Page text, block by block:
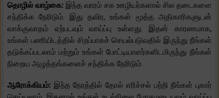
தொழில் வாழ்கை: இந்த வாரம் சக ஊழியர்களால் சில தடைகளை
சந்திக்க நேரிடும். இது தவிர, உங்கள் மூத்த அதிகாரிகளுடன்
வாக்குவாதம் ஏற்படவும் வாய்ப்பு உள்ளது. இதன் காரணமாக,
உங்கள் பணியிடத்தில் சிறப்பாகச் செயல்படுவதில் இருந்து நீங்கள்
தடுக்கப்படலாம் மற்றும் உங்கள் போட்டியாளர்களிடமிருந்து நீங்கள்
நிறைய அழுத்தங்களைச் சந்திக்க நேரிடும்.
ஆரோக்கியம்: இந்த நேரத்தில் தோல் எரிச்சல் பற்றி நீங்கள் புகார்